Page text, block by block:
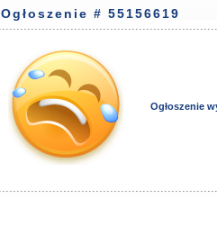
Ogłoszenie # 55156619
Ogłoszenie